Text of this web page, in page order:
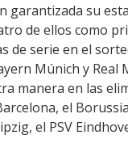
garantizada su
de ellos como
de serie en el
Múnich y Real
manera en las
el
el PSV